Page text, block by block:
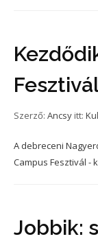
Szerző: Ancsy itt:
A debreceni
Campus Fesztivál -
Jobbik: